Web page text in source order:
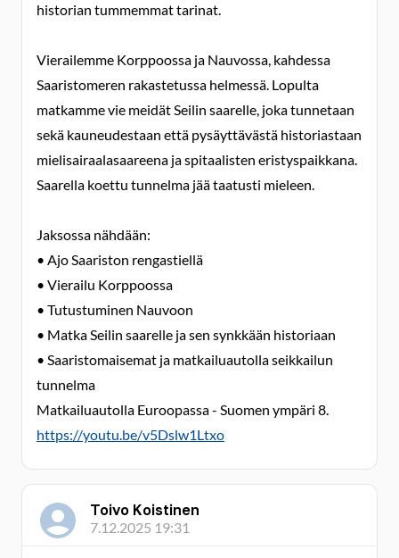
historian tummemmat tarinat.
Vierailemme Korppoossa ja Nauvossa, kahdessa
Saaristomeren rakastetussa helmessä. Lopulta
matkamme vie meidät Seilin saarelle, joka tunnetaan
sekä kauneudestaan että pysäyttävästä historiastaan
mielisairaalasaareena ja spitaalisten eristyspaikkana.
Saarella koettu tunnelma jää taatusti mieleen.
Jaksossa nähdään:
• Ajo Saariston rengastiellä
• Vierailu Korppoossa
• Tutustuminen Nauvoon
• Matka Seilin saarelle ja sen synkkään historiaan
• Saaristomaisemat ja matkailuautolla seikkailun
tunnelma
Matkailuautolla Euroopassa - Suomen ympäri 8.
https://youtu.be/v5Dslw1Ltxo
Toivo Koistinen
7.12.2025 19:31